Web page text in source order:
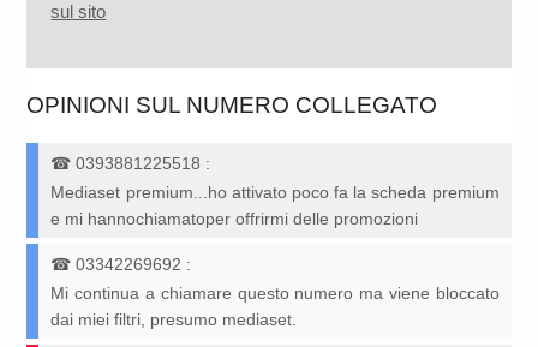
sul sito
OPINIONI SUL NUMERO COLLEGATO
☎0393881225518 :
Mediaset premium...ho attivato poco fa la scheda premium
e mi hannochiamatoper offrirmi delle promozioni
☎03342269692 :
Mi continua a chiamare questo numero ma viene bloccato
dai miei filtri, presumo mediaset.